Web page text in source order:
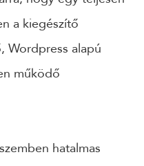
a kiegészítő
Wordpress alapú
működő
hatalmas